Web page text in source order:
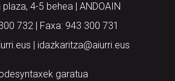
4-5 behea | ANDOAIN
732 | Faxa: 943 300 731
| idazkaritza@aiurri.eus
garatua